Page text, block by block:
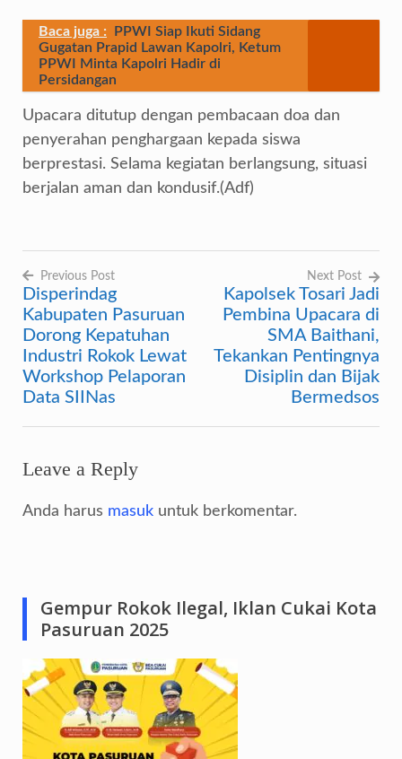
Baca juga :
PPWI Siap Ikuti Sidang
Gugatan Prapid Lawan Kapolri, Ketum
PPWI Minta Kapolri Hadir di
Persidangan
Upacara ditutup dengan pembacaan doa dan
penyerahan penghargaan kepada siswa
berprestasi. Selama kegiatan berlangsung, situasi
berjalan aman dan kondusif.(Adf)
Navigasi
pos
Previous Post
Disperindag
Kabupaten Pasuruan
Dorong Kepatuhan
Industri Rokok Lewat
Workshop Pelaporan
Data SIINas
Next Post
Kapolsek Tosari Jadi
Pembina Upacara di
SMA Baithani,
Tekankan Pentingnya
Disiplin dan Bijak
Bermedsos
Leave a Reply
Anda harus masuk untuk berkomentar.
Gempur Rokok Ilegal, Iklan Cukai Kota
Pasuruan 2025